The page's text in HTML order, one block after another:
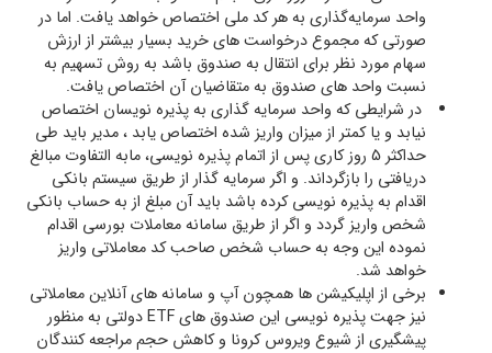
واحد سرمایه‌گذاری به هر کد ملی اختصاص خواهد یافت. اما در
صورتی که مجموع درخواست های خرید بسیار بیشتر از ارزش
سهام مورد نظر برای انتقال به صندوق باشد به روش تسهیم به
نسبت واحد های صندوق به متقاضیان آن اختصاص یافت.
در شرایطی که واحد سرمایه گذاری به پذیره نویسان اختصاص
نیابد و یا کمتر از میزان واریز شده اختصاص یابد ، مدیر باید طی
حداکثر 5 روز کاری پس از اتمام پذیره نویسی، مابه التفاوت مبالغ
دریافتی را بازگرداند. و اگر سرمایه گذار از طریق سیستم بانکی
اقدام به پذیره نویسی کرده باشد باید آن مبلغ از به حساب بانکی
شخص واریز گردد و اگر از طریق سامانه معاملات بورسی اقدام
نموده این وجه به حساب شخص صاحب کد معاملاتی واریز
خواهد شد.
برخی از اپلیکیشن ها همچون آپ و سامانه های آنلاین معاملاتی
نیز جهت پذیره نویسی این صندوق های ETF دولتی به منظور
پیشگیری از شیوع ویروس کرونا و کاهش حجم مراجعه کنندگان